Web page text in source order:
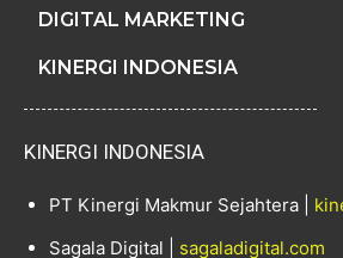
DIGITAL MARKETING
KINERGI INDONESIA
KINERGI INDONESIA
PT Kinergi Makmur Sejahtera |
Sagala Digital | sagaladigital.com